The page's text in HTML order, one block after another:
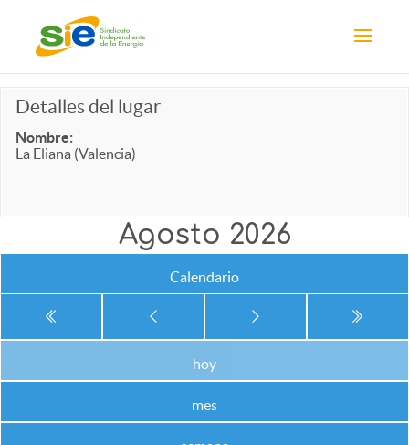
Detalles del lugar
Nombre:
La Eliana (Valencia)
Agosto 2026
Calendario
hoy
mes